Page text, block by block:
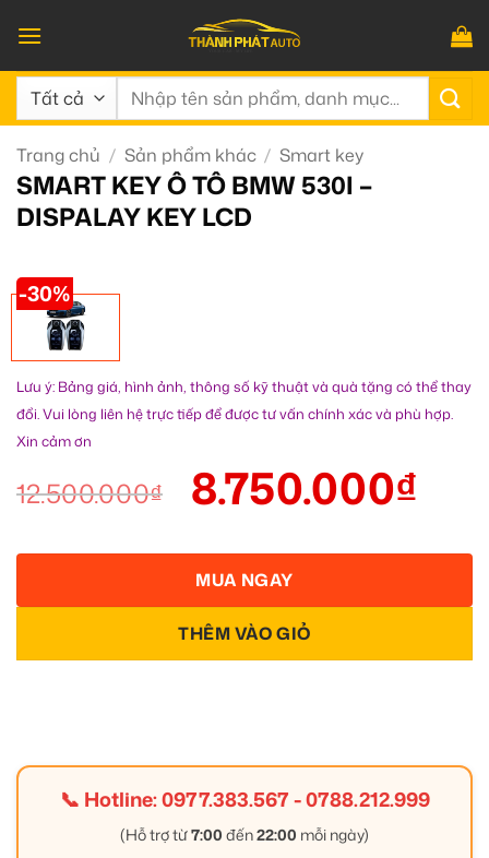
qua
nội
dung
Tìm
Trang chủ / Sản phẩm khác / Smart key
SMART KEY Ô TÔ BMW 530I –
DISPALAY KEY LCD
-30%
Lưu ý: Bảng giá, hình ảnh, thông số kỹ thuật và quà tặng có thể thay
đổi. Vui lòng liên hệ trực tiếp để được tư vấn chính xác và phù hợp.
Xin cảm ơn
12.500.000₫ 8.750.000₫
THÊM VÀO GIỎ
MUA NGAY
📞 Hotline:0977.383.567-0788.212.999
(Hỗ trợ từ7:00 đến22:00 mỗi ngày)